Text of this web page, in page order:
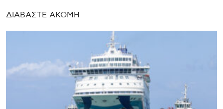
ΔΙΑΒΑΣΤΕ ΑΚΟΜΗ